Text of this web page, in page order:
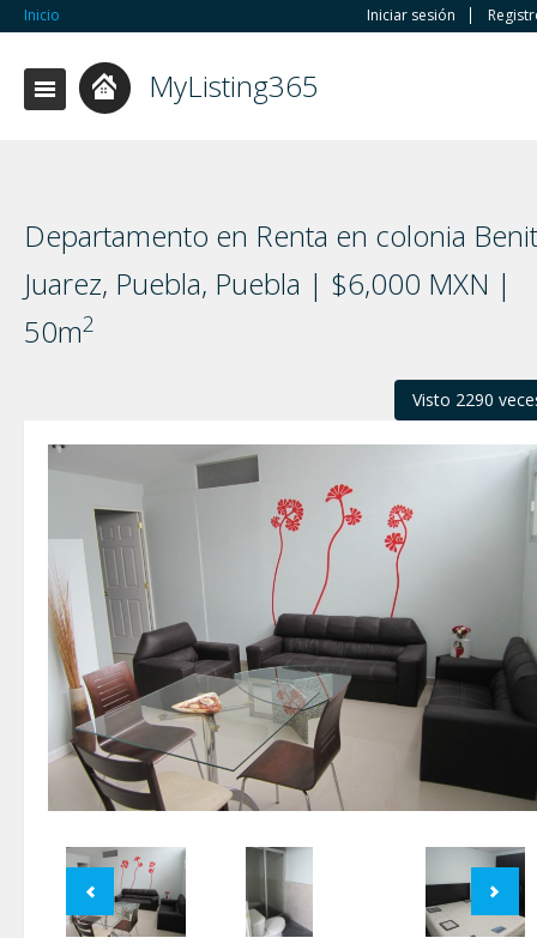
Inicio Iniciar sesión
MyListing365
Departamento en Renta en colonia
Juarez, Puebla, Puebla | $6,000 MXN |
50m2
Visto 2290